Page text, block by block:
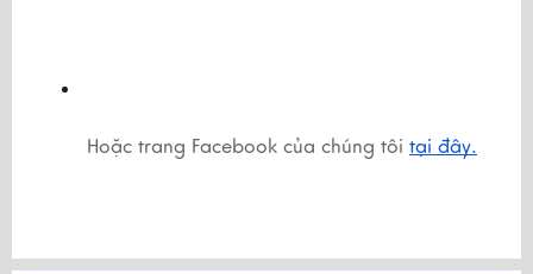
Hoặc trang Facebook của chúng tôi tại đây.